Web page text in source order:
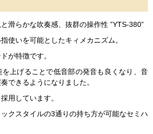
滑らかな吹奏感、抜群の操作性 ”YTS-380”
使いを可能としたキィメカニズム。
が特徴です。
上げることで低音部の発音も良くなり、音
できるようになりました。
用しています。
クスタイルの3通りの持ち方が可能なセミハ